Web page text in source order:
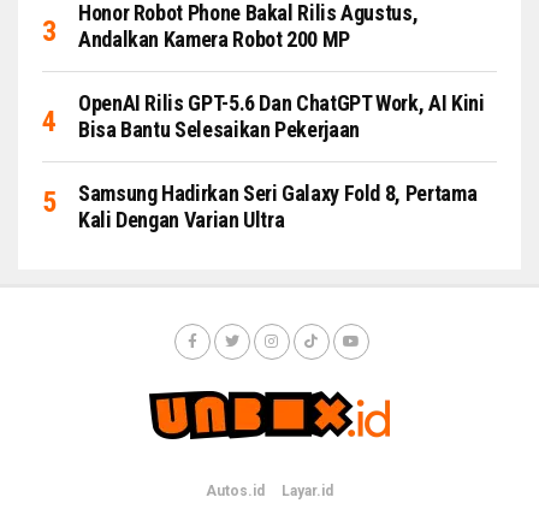
Honor Robot Phone Bakal Rilis Agustus,
Andalkan Kamera Robot 200 MP
OpenAI Rilis GPT-5.6 Dan ChatGPT Work, AI Kini
Bisa Bantu Selesaikan Pekerjaan
Samsung Hadirkan Seri Galaxy Fold 8, Pertama
Kali Dengan Varian Ultra
Autos.id Layar.id